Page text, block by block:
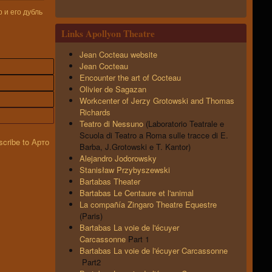
и его дубль
Links Apollyon Theatre
Jean Cocteau website
Jean Cocteau
Encounter the art of Cocteau
Olivier de Sagazan
Workcenter of Jerzy Grotowski and Thomas
Richards
Teatro di Nessuno (Laboratorio Teatrale e
Scuola di Teatro a Roma sulle tracce di E.
Barba, J.Grotowski e T. Kantor)
Alejandro Jodorowsky
Stanisław Przybyszewski
Bartabas Theater
Bartabas Le Centaure et l'animal
La compañía Zingaro Theatre Equestre
(Paris)
Bartabas La voie de l'écuyer
Carcassonne Part 1
Bartabas La voie de l'écuyer Carcassonne
Part2